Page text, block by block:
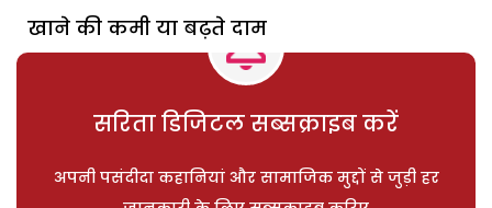
खाने की कमी या बढ़ते दाम
सरिता डिजिटल सब्सक्राइब करें
अपनी पसंदीदा कहानियां और सामाजिक मुद्दों से जुड़ी हर